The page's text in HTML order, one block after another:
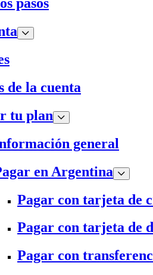
de la cuenta
tu plan
general
en Argentina
Pagar con tarjeta de
Pagar con tarjeta de
Pagar con